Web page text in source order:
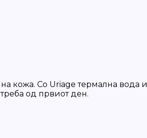
Со Uriage термална вода и
од првиот ден.